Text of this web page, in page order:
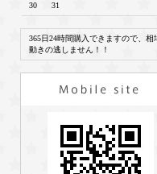
30 31
365日24時間購入できますので、相
動きの逃しません！！